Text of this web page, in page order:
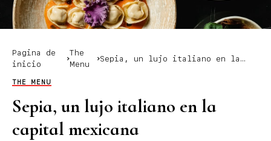
Pagina de
inicio
The
Menu
Sepia, un lujo italiano en la
THE MENU
Sepia, un lujo italiano en la
capital mexicana